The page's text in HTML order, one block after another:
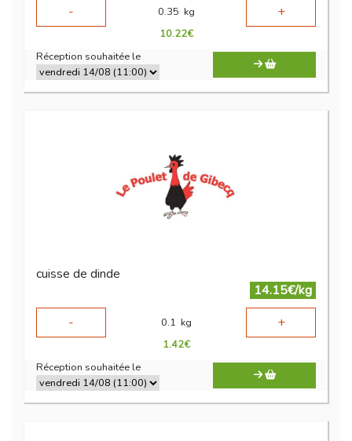
- 0.35 kg +
10.22€
Réception souhaitée le
cuisse de dinde
14.15€/kg
-
0.1 kg +
1.42€
Réception souhaitée le